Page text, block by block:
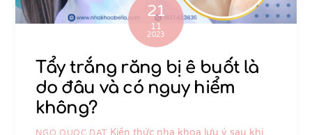
21
11
2023
Tẩy trắng răng bị ê buốt là
do đâu và có nguy hiểm
không?
Kiến thức nha khoa lưu ý sau khi